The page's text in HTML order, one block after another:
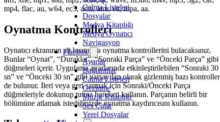
Çalma Listeleri
Dosyalar
Medya Kitaplığı
Medya Oynatıcı
Navigasyon
Flacbox
Ayarlar
Bağlantılar
Çalma Listeleri
Gezinme
Müzik Kitaplığı
Ses Çalar
Yerel Dosyalar
mp4, flac, au, w64, ec3, adts, amr, vtt, mpa, aa.
Oynatma Kontrolleri
Oynatıcı ekranının alt kısmında oynatma kontrollerini bulacaksınız.
Bunlar “Oynat”, “Duraklat”, “Sonraki Parça” ve “Önceki Parça” gibi
düğmeleri içerir. Uygulama ayarlarında etkinleştirilebilen “Sonraki 30
sn” ve “Önceki 30 sn” gibi varsayılan olarak gizlenmiş bazı kontroller
de bulunur. İleri veya geri sarmak için Sonraki/Önceki Parça
düğmeleriyle dokunup tutma hareketi kullanın. Parçanın belirli bir
bölümüne atlamak istediğinizde oynatma kaydırıcısını kullanın.